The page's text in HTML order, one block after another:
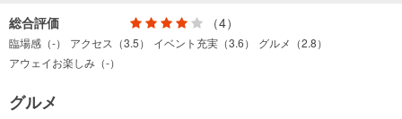
総合評価 （4）
臨場感（-） アクセス（3.5） イベント充実（3.6）
グルメ（2.8）
アウェイお楽しみ（-）
グルメ